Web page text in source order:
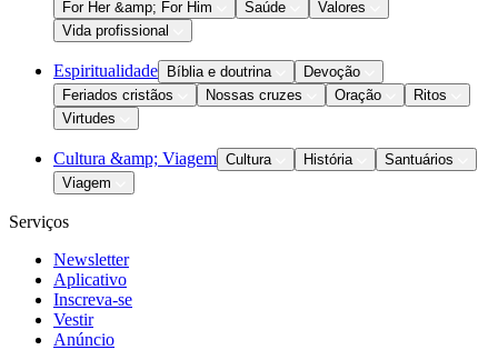
For Her &amp; For Him
Saúde
Valores
Vida profissional
Espiritualidade Bíblia e doutrina
Devoção
Feriados cristãos
Nossas cruzes Oração
Ritos
Virtudes
Cultura &amp; Viagem Cultura História
Santuários
Viagem
Serviços
Newsletter
Aplicativo
Inscreva-se
Vestir
Anúncio